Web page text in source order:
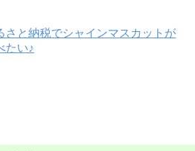
さと納税でシャインマスカットが
たい♪